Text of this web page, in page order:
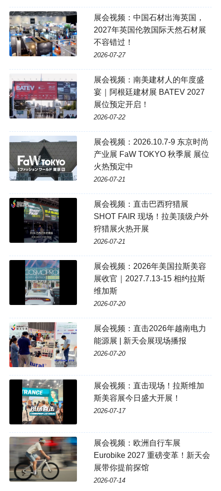
展会视频：中国石材出海英国，
2027年英国伦敦国际天然石材展
不容错过！
2026-07-27
展会视频：南美建材人的年度盛
宴｜阿根廷建材展 BATEV 2027
展位预定开启！
2026-07-22
展会视频：2026.10.7-9 东京时尚
产业展 FaW TOKYO 秋季展 展位
火热预定中
2026-07-21
展会视频：直击巴西狩猎展
SHOT FAIR 现场！拉美顶级户外
狩猎展火热开展
2026-07-21
展会视频：2026年美国拉斯美容
展收官｜2027.7.13-15 相约拉斯
维加斯
2026-07-20
展会视频：直击2026年越南电力
能源展 | 新天会展现场播报
2026-07-20
展会视频：直击现场！拉斯维加
斯美容展今日盛大开展！
2026-07-17
展会视频：欧洲自行车展
Eurobike 2027 重磅变革！新天会
展带你提前探馆
2026-07-14